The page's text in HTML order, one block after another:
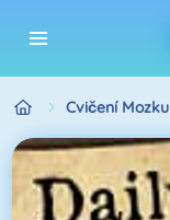
Cvičení Mozku